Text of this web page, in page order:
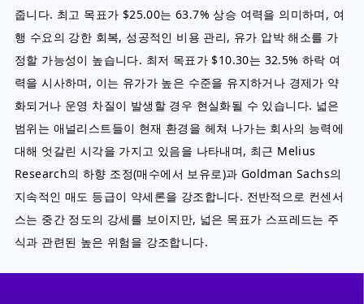
줍니다. 최고 목표가 $25.00는 63.7% 상승 여력을 의미하며, 여
행 수요의 강한 회복, 성공적인 비용 관리, 유가 압박 해소를 가
정할 가능성이 높습니다. 최저 목표가 $10.30는 32.5% 하락 여
력을 시사하며, 이는 유가가 높은 수준을 유지하거나 경제가 약
화되거나 운영 차질이 발생할 경우 현실화될 수 있습니다. 넓은
범위는 애널리스트들이 현재 환경을 헤쳐 나가는 회사의 능력에
대해 엇갈린 시각을 가지고 있음을 나타내며, 최근 Melius
Research의 하향 조정(매수에서 보유로)과 Goldman Sachs의
지속적인 매도 등급이 약세론을 강조합니다. 전반적으로 컨센서
스는 중간 정도의 강세를 보이지만, 넓은 목표가 스프레드는 주
식과 관련된 높은 위험을 강조합니다.